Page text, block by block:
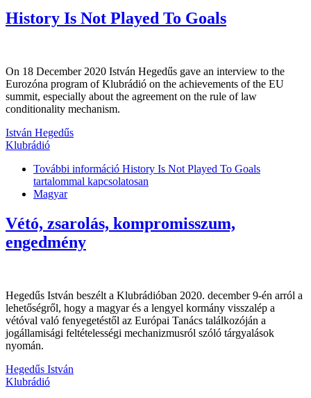
History Is Not Played To Goals
On 18 December 2020 István Hegedűs gave an interview to the
Eurozóna program of Klubrádió on the achievements of the EU
summit, especially about the agreement on the rule of law
conditionality mechanism.
István Hegedűs
Klubrádió
További információ History Is Not Played To Goals
tartalommal kapcsolatosan
Magyar
Vétó, zsarolás, kompromisszum,
engedmény
Hegedűs István beszélt a Klubrádióban 2020. december 9-én arról a
lehetőségről, hogy a magyar és a lengyel kormány visszalép a
vétóval való fenyegetéstől az Európai Tanács találkozóján a
jogállamisági feltételességi mechanizmusról szóló tárgyalások
nyomán.
Hegedűs István
Klubrádió